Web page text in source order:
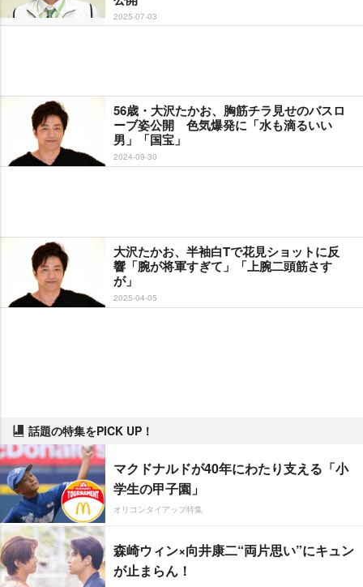
2025-07-03
56歳・大沢たかお、胸筋チラ見せのバスロ
ーブ姿公開 色気爆発に「水も滴るいい
男」「国宝」
2024-09-30
大沢たかお、半袖白Tで花見ショットに反
響「腕が将軍すぎて」「上腕二頭筋さす
が」
2025-04-05
話題の特集をPICK UP！
マクドナルドが40年にわたり支える「小
学生の甲子園」
オリコンタイアップ特集
森崎ウィン×向井康二“両片思い”にキュン
が止まらん！